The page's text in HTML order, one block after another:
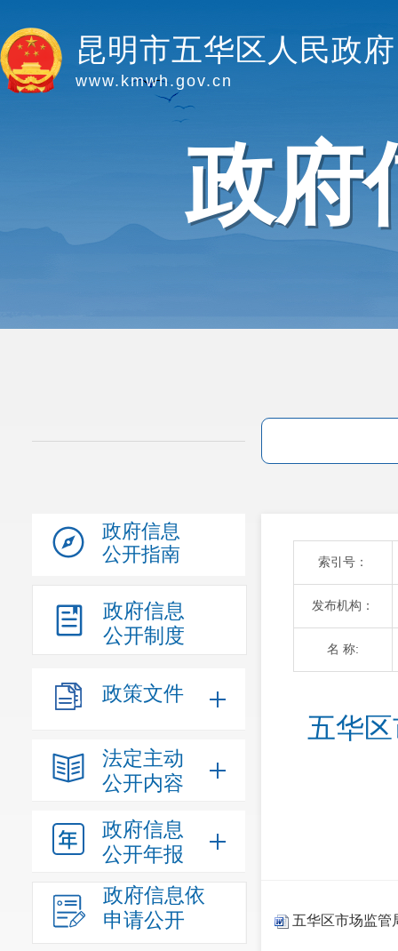
昆明市五华区人民政府
www.kmwh.gov.cn
政府
政府信息
公开指南
政府信息
公开制度
政策文件
法定主动
公开内容
政府信息
公开年报
政府信息依
申请公开
索引号：
发布机构：
名 称:
五华
五华区市场监管